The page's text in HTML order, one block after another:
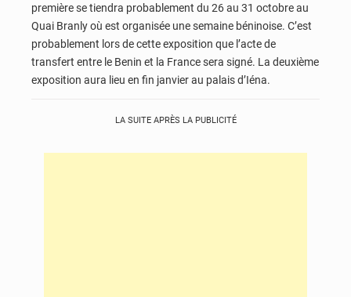
première se tiendra probablement du 26 au 31 octobre au
Quai Branly où est organisée une semaine béninoise. C’est
probablement lors de cette exposition que l’acte de
transfert entre le Benin et la France sera signé. La deuxième
exposition aura lieu en fin janvier au palais d’Iéna.
LA SUITE APRÈS LA PUBLICITÉ